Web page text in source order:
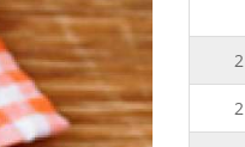
2
2